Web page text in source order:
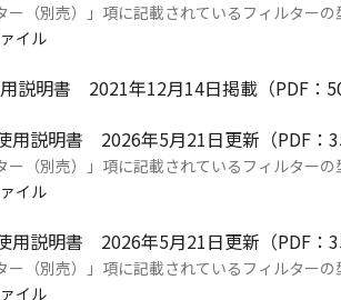
ー（別売）」項に記載されているフィルター
イル
説明書 2021年12月14日掲載（PDF：
用説明書 2026年5月21日更新（PDF：
ー（別売）」項に記載されているフィルター
イル
用説明書 2026年5月21日更新（PDF：
ー（別売）」項に記載されているフィルター
イル